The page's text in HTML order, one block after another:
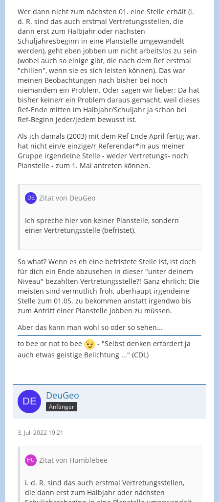
Wer dann nicht zum nächsten 01. eine Stelle erhält (i.
d. R. sind das auch erstmal Vertretungsstellen, die
dann erst zum Halbjahr oder nächsten
Schuljahresbeginn in eine Planstelle umgewandelt
werden), geht eben jobben um nicht arbeitslos zu sein
(wobei auch so einige gibt, die nach dem Ref erstmal
"chillen", wenn sie es sich leisten können). Das war
meinen Beobachtungen nach bisher bei noch
niemandem ein Problem. Oder sagen wir lieber: Da hat
bisher keine/r ein Problem daraus gemacht, weil dieses
Ref-Ende mitten im Halbjahr/Schuljahr ja schon bei
Ref-Beginn jeder/jedem bewusst ist.
Als ich damals (2003) mit dem Ref Ende April fertig war,
hat nicht ein/e einzige/r Referendar*in aus meiner
Gruppe irgendeine Stelle - weder Vertretungs- noch
Planstelle - zum 1. Mai antreten können.
Zitat von DeuGeo
Ich spreche hier von keiner Planstelle, sondern
einer Vertretungsstelle (befristet).
So what? Wenn es eh eine befristete Stelle ist, ist doch
für dich ein Ende abzusehen in dieser "unter deinem
Niveau" bezahlten Vertretungsstelle?! Ganz ehrlich: Die
meisten sind vermutlich froh, überhaupt irgendeine
Stelle zum 01.05. zu bekommen anstatt irgendwo bis
zum Antritt einer Planstelle jobben zu müssen.
Aber das kann man wohl so oder so sehen...
to bee or not to bee
- "Selbst denken erfordert ja
auch etwas geistige Belichtung ..." (CDL)
DeuGeo
Anfänger
3. Juli 2022 19:21
Zitat von Humblebee
i. d. R. sind das auch erstmal Vertretungsstellen,
die dann erst zum Halbjahr oder nächsten